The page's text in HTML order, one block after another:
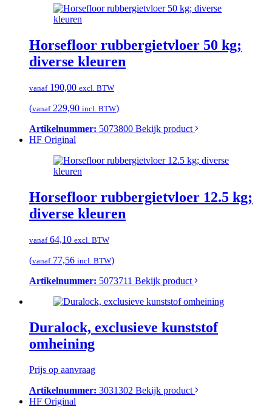
Horsefloor rubbergietvloer 50 kg;
diverse kleuren
vanaf190,00 excl. BTW
(vanaf229,90 incl. BTW)
Artikelnummer: 5073800 Bekijk product
HF Original
Horsefloor rubbergietvloer 12.5 kg;
diverse kleuren
vanaf64,10 excl. BTW
(vanaf77,56 incl. BTW)
Artikelnummer: 5073711 Bekijk product
Duralock, exclusieve kunststof
omheining
Prijs op aanvraag
Artikelnummer: 3031302 Bekijk product
HF Original